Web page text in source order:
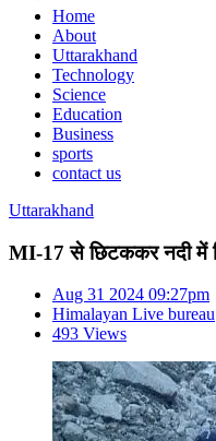
Home
About
Uttarakhand
Technology
Science
Education
Business
sports
contact us
Uttarakhand
MI-17 से छिटककर नदी में
Aug 31 2024 09:27pm
Himalayan Live bureau
493 Views